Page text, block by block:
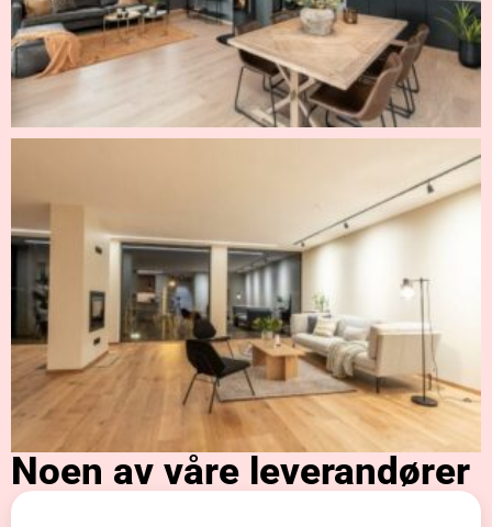
Noen av våre leverandører